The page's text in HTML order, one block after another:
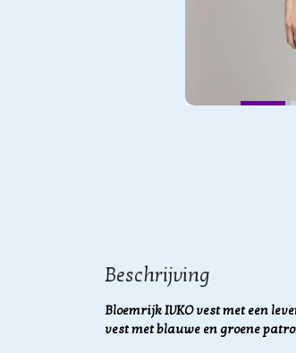
Beschrijving
Bloemrijk IVKO vest met een
vest met blauwe en groene